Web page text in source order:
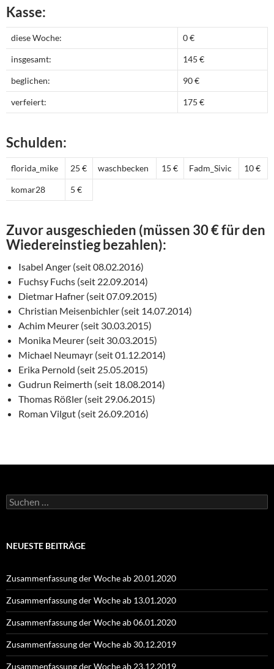
Kasse:
diese Woche: 0 €
insgesamt: 145 €
beglichen: 90 €
verfeiert: 175 €
Schulden:
florida_mike 25 € waschbecken 15 € Fadm_Sivic 10 €
komar28 5 €
Zuvor ausgeschieden (müssen 30 € für den
Wiedereinstieg bezahlen):
Isabel Anger (seit 08.02.2016)
Fuchsy Fuchs (seit 22.09.2014)
Dietmar Hafner (seit 07.09.2015)
Christian Meisenbichler (seit 14.07.2014)
Achim Meurer (seit 30.03.2015)
Monika Meurer (seit 30.03.2015)
Michael Neumayr (seit 01.12.2014)
Erika Pernold (seit 25.05.2015)
Gudrun Reimerth (seit 18.08.2014)
Thomas Rößler (seit 29.06.2015)
Roman Vilgut (seit 26.09.2016)
Suchen
nach:
NEUESTE BEITRÄGE
Zusammenfassung der Woche ab 20.01.2020
Zusammenfassung der Woche ab 13.01.2020
Zusammenfassung der Woche ab 06.01.2020
Zusammenfassung der Woche ab 30.12.2019
Zusammenfassung der Woche ab 23.12.2019